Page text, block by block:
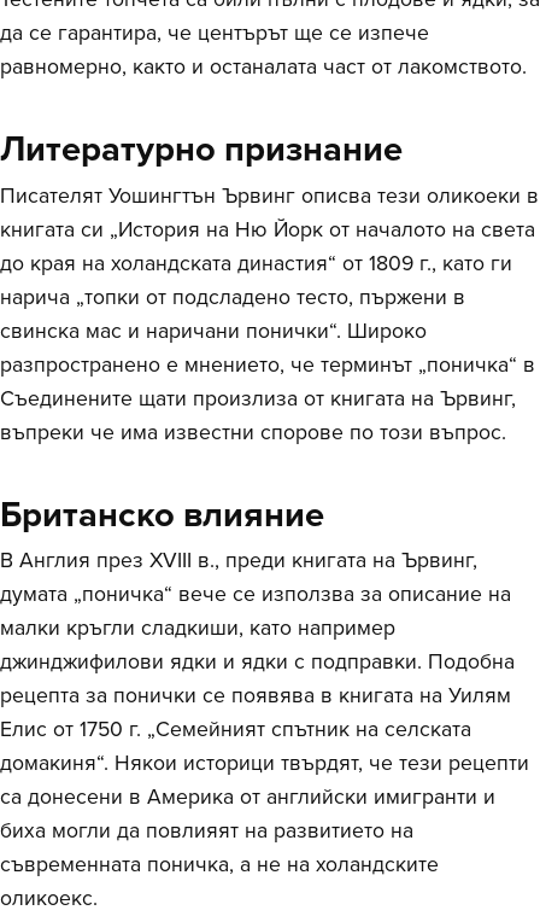
да се гарантира, че центърът ще се изпече
равномерно, както и останалата част от лакомството.
Литературно признание
Писателят Уошингтън Ървинг описва тези оликоеки в
книгата си „История на Ню Йорк от началото на света
до края на холандската династия“ от 1809 г., като ги
нарича „топки от подсладено тесто, пържени в
свинска мас и наричани понички“. Широко
разпространено е мнението, че терминът „поничка“ в
Съединените щати произлиза от книгата на Ървинг,
въпреки че има известни спорове по този въпрос.
Британско влияние
В Англия през XVIII в., преди книгата на Ървинг,
думата „поничка“ вече се използва за описание на
малки кръгли сладкиши, като например
джинджифилови ядки и ядки с подправки. Подобна
рецепта за понички се появява в книгата на Уилям
Елис от 1750 г. „Семейният спътник на селската
домакиня“. Някои историци твърдят, че тези рецепти
са донесени в Америка от английски имигранти и
биха могли да повлияят на развитието на
съвременната поничка, а не на холандските
оликоекс.